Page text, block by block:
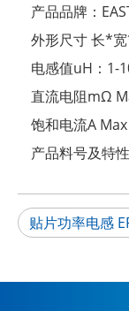
产品品牌：
外形尺寸 长*
电感值uH： 1-
直流电阻mΩ
饱和电流A Max
产品料号及特
贴片功率电感